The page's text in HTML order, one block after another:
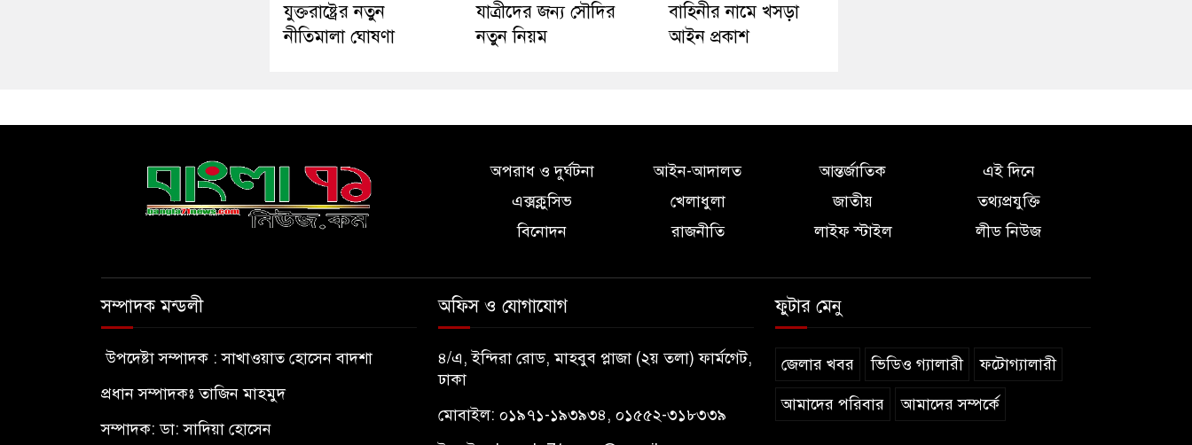
যুক্তরাষ্ট্রের নতুন
নীতিমালা ঘোষণা
যাত্রীদের জন্য সৌদির
নতুন নিয়ম
বাহিনীর নামে খসড়া
আইন প্রকাশ
অপরাধ ও দুর্ঘটনা আইন-আদালত আন্তর্জাতিক
এই দিনে
এক্সক্লুসিভ
খেলাধুলা জাতীয়
তথ্যপ্রযুক্তি
বিনোদন
রাজনীতি লাইফ স্টাইল লীড নিউজ
সম্পাদক মন্ডলী
উপদেষ্টা সম্পাদক : সাখাওয়াত হোসেন বাদশা
প্রধান সম্পাদকঃ তাজিন মাহমুদ
সম্পাদক: ডা: সাদিয়া হোসেন
অফিস ও যোগাযোগ
৪/এ, ইন্দিরা রোড, মাহবুব প্লাজা (২য় তলা) ফার্মগেট,
ঢাকা
মোবাইল: ০১৯৭১-১৯৩৯৩৪, ০১৫৫২-৩১৮৩৩৯
ফুটার মেনু
জেলার খবর ভিডিও গ্যালারী ফটোগ্যালারী
আমাদের পরিবার আমাদের সম্পর্কে